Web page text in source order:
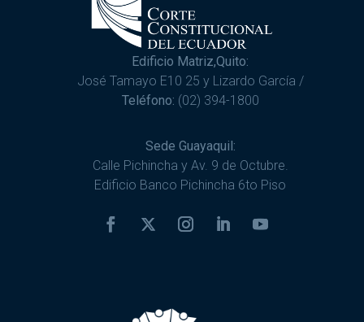
Edificio Matriz,Quito:
José Tamayo E10 25 y Lizardo García /
Teléfono: (02) 394-1800
Sede Guayaquil:
Calle Pichincha y Av. 9 de Octubre.
Edificio Banco Pichincha 6to Piso